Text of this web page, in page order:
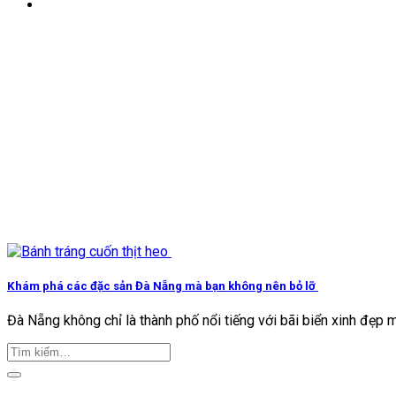
Khám phá các đặc sản Đà Nẵng mà bạn không nên bỏ lỡ
Đà Nẵng không chỉ là thành phố nổi tiếng với bãi biển xinh đẹp